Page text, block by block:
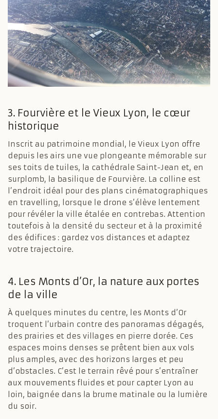
3. Fourvière et le Vieux Lyon, le cœur
historique
Inscrit au patrimoine mondial, le Vieux Lyon offre
depuis les airs une vue plongeante mémorable sur
ses toits de tuiles, la cathédrale Saint-Jean et, en
surplomb, la basilique de Fourvière. La colline est
l’endroit idéal pour des plans cinématographiques
en travelling, lorsque le drone s’élève lentement
pour révéler la ville étalée en contrebas. Attention
toutefois à la densité du secteur et à la proximité
des édifices : gardez vos distances et adaptez
votre trajectoire.
4. Les Monts d’Or, la nature aux portes
de la ville
À quelques minutes du centre, les Monts d’Or
troquent l’urbain contre des panoramas dégagés,
des prairies et des villages en pierre dorée. Ces
espaces moins denses se prêtent bien aux vols
plus amples, avec des horizons larges et peu
d’obstacles. C’est le terrain rêvé pour s’entraîner
aux mouvements fluides et pour capter Lyon au
loin, baignée dans la brume matinale ou la lumière
du soir.